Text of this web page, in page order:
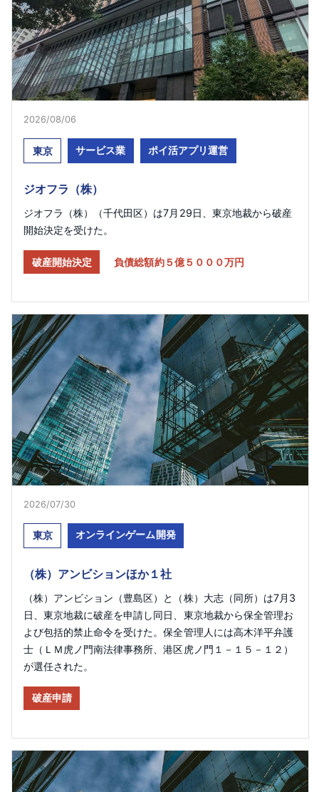
2026/08/06
東京 サービス業 ポイ活アプリ運営
ジオフラ（株）
ジオフラ（株）（千代田区）は7月29日、東京地裁から破産
開始決定を受けた。
破産開始決定 負債総額約５億５０００万円
2026/07/30
東京 オンラインゲーム開発
（株）アンビションほか１社
（株）アンビション（豊島区）と（株）大志（同所）は7月3
日、東京地裁に破産を申請し同日、東京地裁から保全管理お
よび包括的禁止命令を受けた。保全管理人には高木洋平弁護
士（ＬＭ虎ノ門南法律事務所、港区虎ノ門１－１５－１２）
が選任された。
破産申請